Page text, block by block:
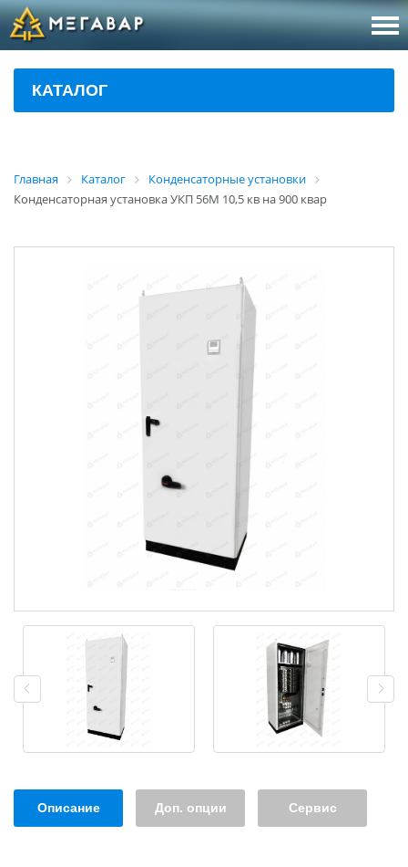
8
КАТАЛОГ
Главная Каталог
Конденсаторные установки
Конденсаторная установка УКП 56М 10,5 кв на 900 квар
Описание Доп. опции Сервис